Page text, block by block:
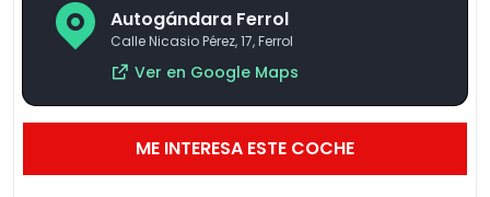
Autogándara Ferrol
Calle Nicasio Pérez, 17, Ferrol
Ver en Google Maps
ME INTERESA ESTE COCHE